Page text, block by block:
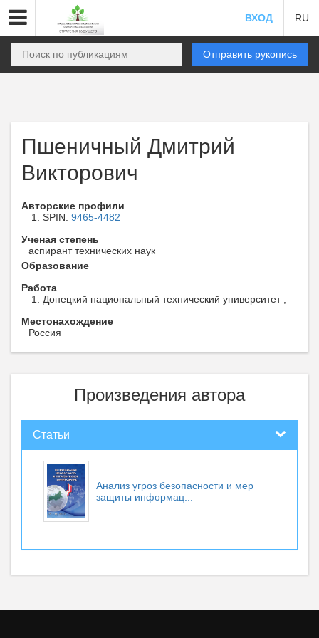
ВХОД RU
Отправить рукопись
Пшеничный Дмитрий
Викторович
Авторские профили
SPIN: 9465-4482
Ученая степень
аспирант технических наук
Образование
Работа
Донецкий национальный технический университет ,
Местонахождение
Россия
Произведения автора
Статьи
Анализ угроз безопасности и мер
защиты информац...